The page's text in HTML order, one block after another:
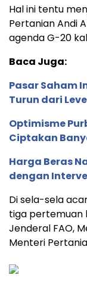
Hal ini tentu
Pertanian Andi
agenda G-20
Baca Juga:
Pasar Saham
Turun dari
Optimisme
Ciptakan
Harga Beras
dengan
Di sela-sela
tiga pertemuan
Jenderal FAO,
Menteri